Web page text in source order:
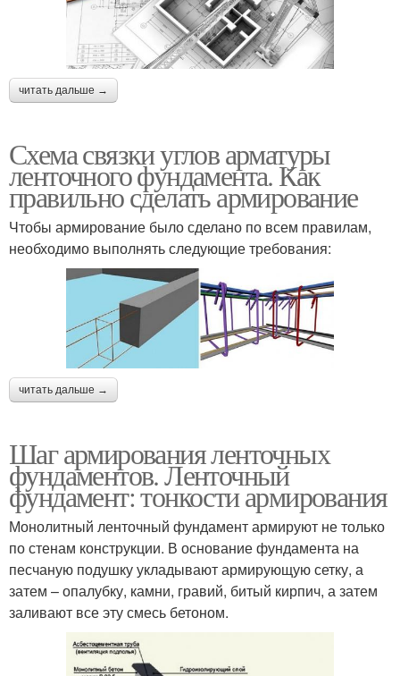
читать дальше →
Схема связки углов арматуры
ленточного фундамента. Как
правильно сделать армирование
Чтобы армирование было сделано по всем правилам,
необходимо выполнять следующие требования:
читать дальше →
Шаг армирования ленточных
фундаментов. Ленточный
фундамент: тонкости армирования
Монолитный ленточный фундамент армируют не только
по стенам конструкции. В основание фундамента на
песчаную подушку укладывают армирующую сетку, а
затем – опалубку, камни, гравий, битый кирпич, а затем
заливают все эту смесь бетоном.